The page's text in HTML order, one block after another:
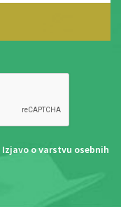
Izjavo o varstvu osebnih